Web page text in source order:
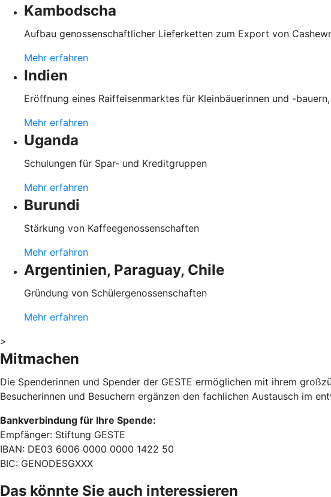
Kambodscha
Aufbau genossenschaftlicher Lieferketten zum Export von
Mehr erfahren
Indien
Eröffnung eines Raiffeisenmarktes für Kleinbäuerinnen und -
Mehr erfahren
Uganda
Schulungen für Spar- und Kreditgruppen
Mehr erfahren
Burundi
Stärkung von Kaffeegenossenschaften
Mehr erfahren
Argentinien, Paraguay, Chile
Gründung von Schülergenossenschaften
Mehr erfahren
>
Mitmachen
Die Spenderinnen und Spender der GESTE ermöglichen mit ihrem
Besucherinnen und Besuchern ergänzen den fachlichen Austausch im
Bankverbindung für Ihre Spende:
Empfänger: Stiftung GESTE
IBAN: DE03 6006 0000 0000 1422 50
BIC: GENODESGXXX
Das könnte Sie auch interessieren